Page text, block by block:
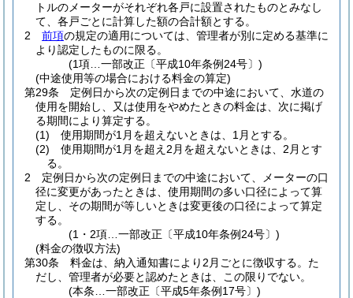
トルのメーターがそれぞれ各戸に設置されたものとみなし
て、各戸ごとに計算した額の合計額とする。
2
前項の規定の適用については、管理者が別に定める基準に
より認定したものに限る。
(1項…一部改正〔平成10年条例24号〕)
(中途使用等の場合における料金の算定)
第29条
定例日から次の定例日までの中途において、水道の
使用を開始し、又は使用をやめたときの料金は、次に掲げ
る期間により算定する。
(1)
使用期間が1月を超えないときは、1月とする。
(2)
使用期間が1月を超え2月を超えないときは、2月とす
る。
2
定例日から次の定例日までの中途において、メーターの口
径に変更があったときは、使用期間の多い口径によって算
定し、その期間が等しいときは変更後の口径によって算定
する。
(1・2項…一部改正〔平成10年条例24号〕)
(料金の徴収方法)
第30条
料金は、納入通知書により2月ごとに徴収する。 た
だし、管理者が必要と認めたときは、この限りでない。
(本条…一部改正〔平成5年条例17号〕)